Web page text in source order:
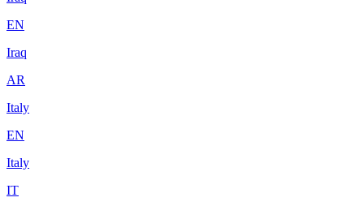
EN
Iraq
AR
Italy
EN
Italy
IT